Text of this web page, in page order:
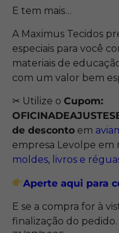
E tem mais…
A Maximus Tecidos
especiais para você
materiais de
com um valor bem
✂ Utilize o Cupom:
de desconto em
empresa Levolpe em
moldes, livros e
Aperte aqui para
E se a compra for à
finalização do